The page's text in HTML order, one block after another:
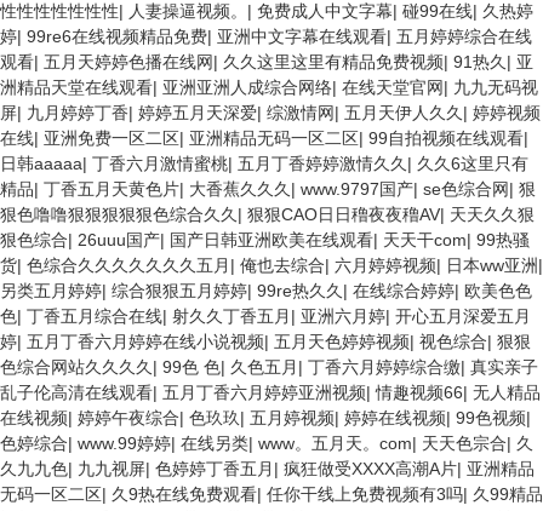
性性性性性性性| 人妻操逼视频。 | 免费成人中文字幕| 碰99在线| 久热婷
婷| 99re6在线视频精品免费| 亚洲中文字幕在线观看| 五月婷婷综合在线
观看| 五月天婷婷色播在线网| 久久这里这里有精品免费视频| 91热久 | 亚
洲精品天堂在线观看| 亚洲亚洲人成综合网络| 在线天堂官网| 九九无码视
屏| 九月婷婷丁香| 婷婷五月天深爱| 综激情网| 五月天伊人久久 | 婷婷视频
在线| 亚洲免费一区二区| 亚洲精品无码一区二区| 99自拍视频在线观看|
日韩aaaaa| 丁香六月激情蜜桃| 五月丁香婷婷激情久久 | 久久6这里只有
精品| 丁香五月天黄色片| 大香蕉久久久 | www.9797国产| se色综合网| 狠
狠色噜噜狠狠狠狠狠色综合久久 | 狠狠CAO日日穞夜夜穞AV| 天天久久狠
狠色综合| 26uuu国产| 国产日韩亚洲欧美在线观看| 天天干com| 99热骚
货| 色综合久久久久久久久五月 | 俺也去综合| 六月婷婷视频| 日本ww亚洲|
另类五月婷婷| 综合狠狠五月婷婷| 99re热久久 | 在线综合婷婷| 欧美色色
色| 丁香五月综合在线| 射久久丁香五月 | 亚洲六月婷| 开心五月深爱五月
婷| 五月丁香六月婷婷在线小说视频| 五月天色婷婷视频| 视色综合| 狠狠
色综合网站久久久久 | 99色 色| 久色五月 | 丁香六月婷婷综合缴| 真实亲子
乱子伦高清在线观看| 五月丁香六月婷婷亚洲视频|情趣视频66| 无人精品
在线视频| 婷婷午夜综合| 色玖玖| 五月婷视频| 婷婷在线视频| 99色视频|
色婷综合| www.99婷婷| 在线另类| www。五月天。com| 天天色宗合| 久
久九九色| 九九视屏| 色婷婷丁香五月 | 疯狂做受XXXX高潮A片| 亚洲精品
无码一区二区| 久9热在线免费观看| 任你干线上免费视频有3吗| 久99精品